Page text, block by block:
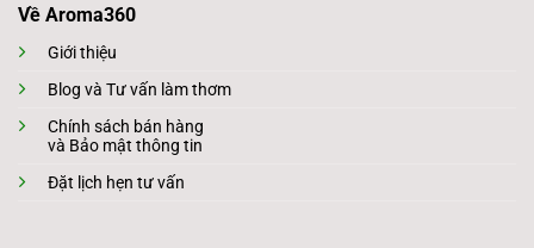
Về Aroma360
Giới thiệu
Blog và Tư vấn làm thơm
Chính sách bán hàng
và Bảo mật thông tin
Đặt lịch hẹn tư vấn